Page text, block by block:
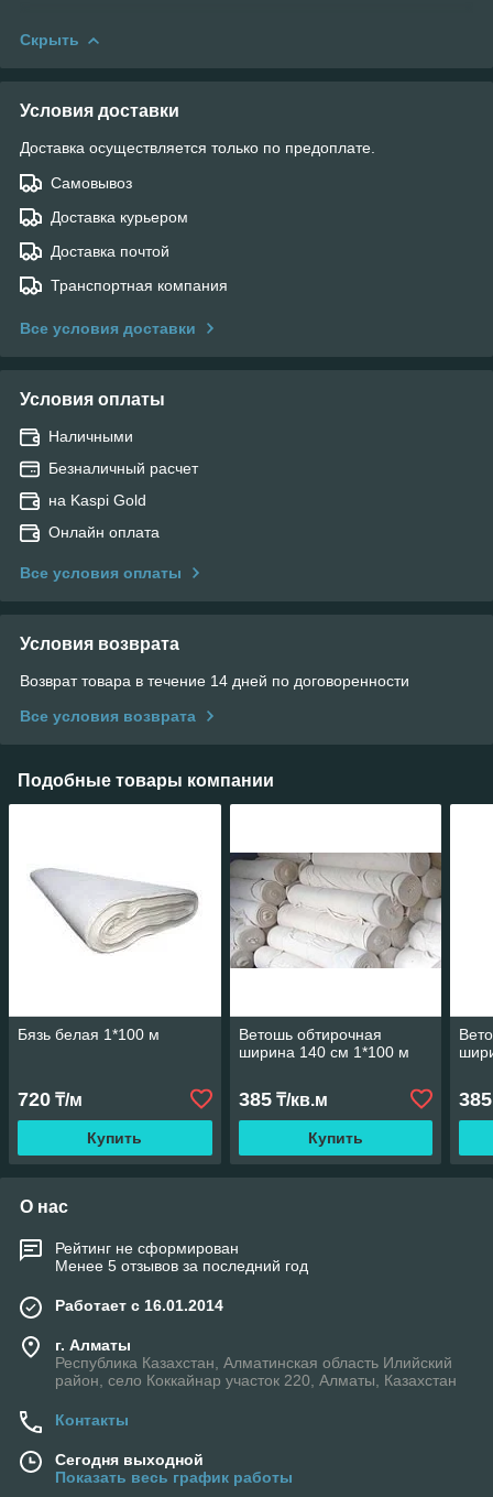
Скрыть
Условия доставки
Доставка осуществляется только по предоплате.
Самовывоз
Доставка курьером
Доставка почтой
Транспортная компания
Все условия доставки
Условия оплаты
Наличными
Безналичный расчет
на Kaspi Gold
Онлайн оплата
Все условия оплаты
Условия возврата
Возврат товара в течение 14 дней по договоренности
Все условия возврата
Подобные товары компании
Бязь белая 1*100 м
720 ₸/м
Купить
Ветошь обтирочная
ширина 140 см 1*100 м
385₸/кв.м
Купить
385
О нас
Рейтинг не сформирован
Менее 5 отзывов за последний год
Работает с 16.01.2014
г. Алматы
Республика Казахстан, Алматинская область Илийский
район, село Коккайнар участок 220, Алматы, Казахстан
Контакты
Сегодня выходной
Показать весь график работы